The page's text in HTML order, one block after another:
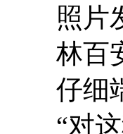
照片
林百
仔细
“对